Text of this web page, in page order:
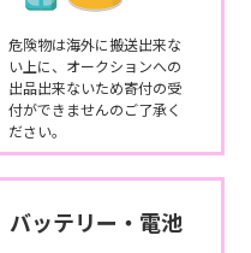
危険物は海外に搬送出来な
い上に、オークションへの
出品出来ないため寄付の受
付ができませんのご了承く
ださい。
バッテリー・電池